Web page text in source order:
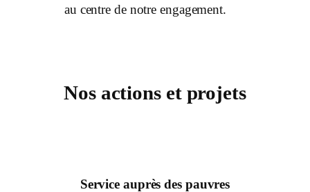
au centre de notre engagement.
Nos actions et projets
Service auprès des pauvres